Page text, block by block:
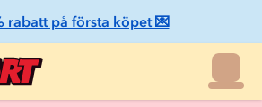
rabatt på första köpet 💌